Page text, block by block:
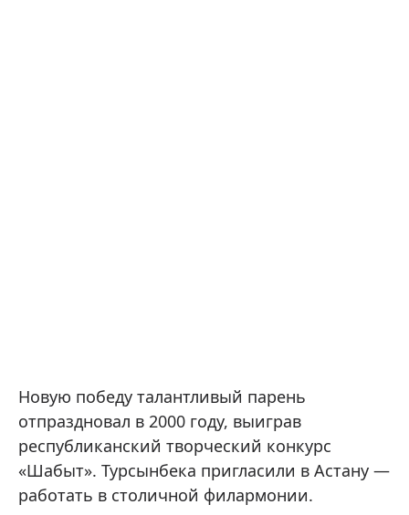
Новую победу талантливый парень
отпраздновал в 2000 году, выиграв
республиканский творческий конкурс
«Шабыт». Турсынбека пригласили в Астану —
работать в столичной филармонии.